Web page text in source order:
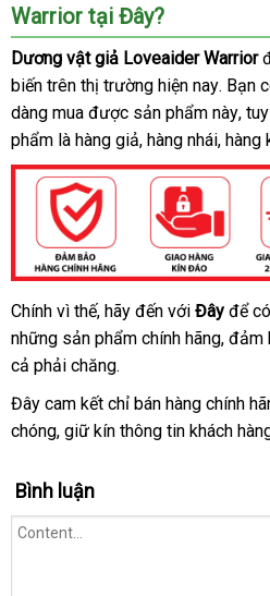
Warrior tại Đây?
Dương vật giả Loveaider Warrior
biến trên thị trường trung
tâm
hiện nayvệ
sinh
. Bạn
dàng mua tại
nhà
được sản phẩm nàyđặt
,
phẩm là hàng giảsử
dụng
, hàng nháinơi
bán
, hàng
dương
vật
giả
Warrior
Chính vì thếsản
xuất
, hãy đến nội
địa
với Đây Nhật
Bản
để
những sản phẩm chính hãngmua
, đảm
cả phải chăng.
Đây cam kết chỉ bán hàng chính
chónghàng
, giữ kín thông tin khách
Bình luận